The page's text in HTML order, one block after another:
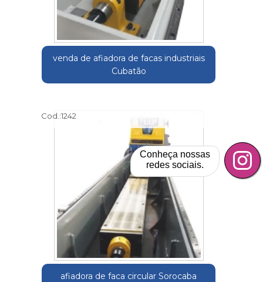
venda de afiadora de facas industriais
Cubatão
Cod.:1242
afiadora de faca circular Sorocaba
Conheça nossas
redes sociais.